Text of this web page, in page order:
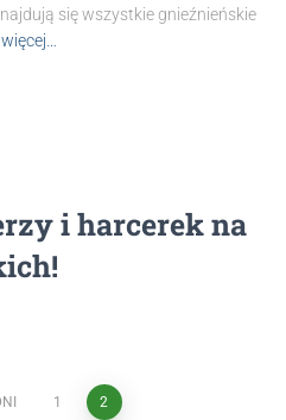
się wszystkie gnieźnieńskie
i harcerek na
1 2